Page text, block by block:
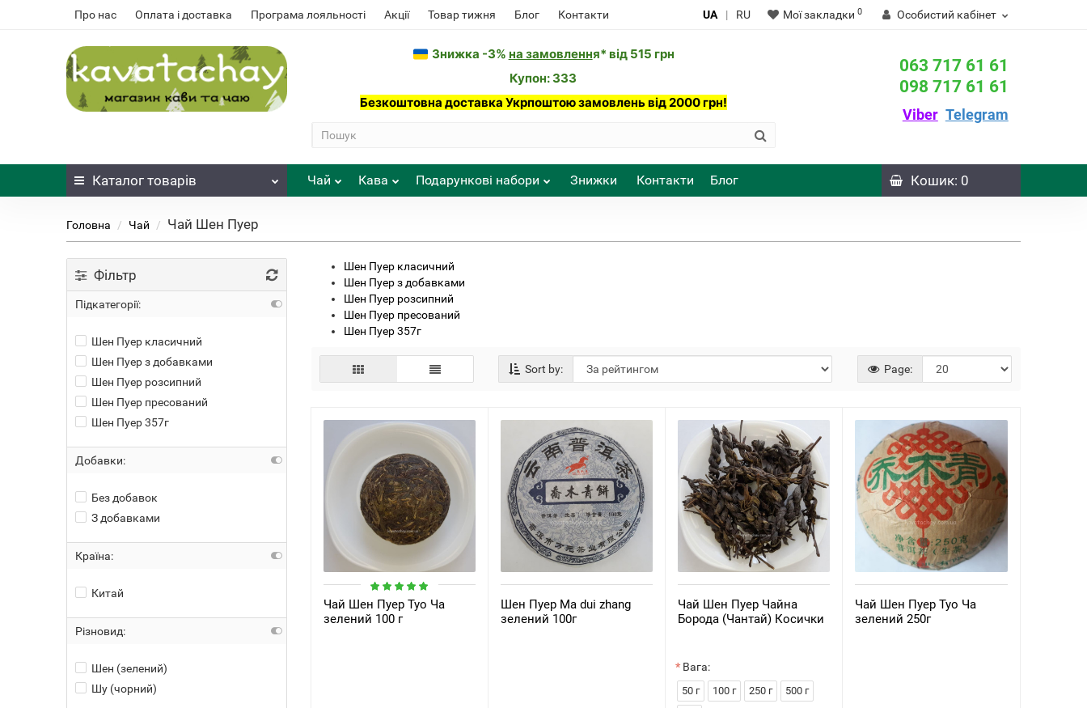
Про нас Оплата і доставка Програма лояльності Акції Товар тижня Блог Контакти UA | RU Мої закладки 0 Особистий кабінет
Знижка -3% на замовлення* від 515 грн
Купон: 333
Безкоштовна доставка Укрпоштою замовлень від 2000 грн!
063 717 61 61
098 717 61 61
Viber Telegram
Каталог товарів Чай Кава Подарункові набори Знижки Контакти Блог Кошик: 0
Головна Чай Чай Шен Пуер
Фільтр
Підкатегорії:
Шен Пуер класичний
Шен Пуер з добавками
Шен Пуер розсипний
Шен Пуер пресований
Шен Пуер 357г
Добавки:
Без добавок
З добавками
Країна:
Китай
Різновид:
Шен (зелений)
Шу (чорний)
Шен Пуер класичний
Шен Пуер з добавками
Шен Пуер розсипний
Шен Пуер пресований
Шен Пуер 357г
Sort by: Page:
Чай Шен Пуер Туо Ча
зелений 100 г
Шен Пуер Ma dui zhang
зелений 100г
Чай Шен Пуер Чайна
Борода (Чантай) Косички
Вага:
50 г 100 г 250 г
500 г
Чай Шен Пуер Туо Ча
зелений 250г